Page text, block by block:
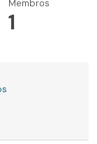
Membros
1